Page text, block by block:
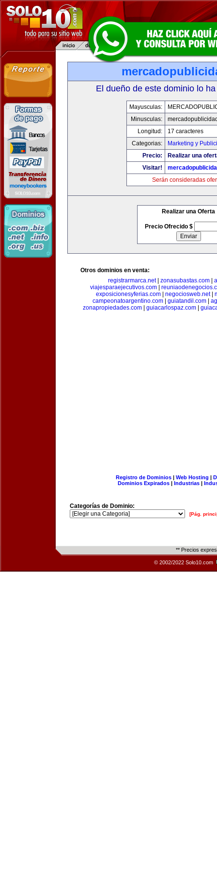
El dueño de este dominio lo
Mayusculas:
Minusculas:
Longitud:
17 caracteres
Categorias:
Marketing y
Precio:
Realizar una
Visitar!
Serán consideradas
Realizar una Oferta
Precio Ofrecido $
Otros dominios en venta:
registrarmarca.net| zonasubastas.com|
viajesparaejecutivos.com|
exposicionesyferias.com
negociosweb.net|
campeonatoargentino.com| guiatandil.com|
zonapropiedades.com
guiacarlospaz.com
Registro de Dominios| Web Hosting |
Dominios Expirados | Industrias |
Categorías de Dominio:
[Pág.
** Precios
© 2002/2022 Solo10.com